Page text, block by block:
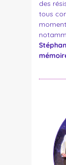
des
tous